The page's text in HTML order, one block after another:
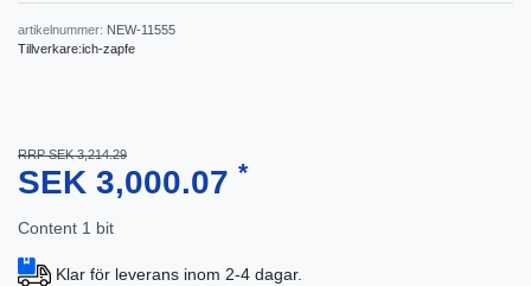
artikelnummer: NEW-11555
Tillverkare:ich-zapfe
RRP SEK 3,214.29
SEK 3,000.07 *
Content 1 bit
Klar för leverans inom 2-4 dagar.